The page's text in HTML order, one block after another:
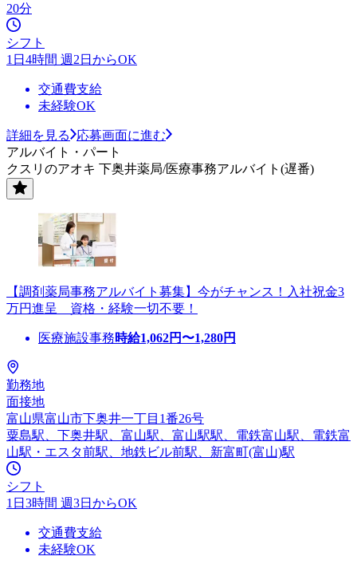
20分
シフト
1日4時間 週2日からOK
交通費支給
未経験OK
詳細を見る
応募画面に進む
アルバイト・パート
クスリのアオキ 下奥井薬局/医療事務アルバイト(遅番)
【調剤薬局事務アルバイト募集】今がチャンス！入社祝金3
万円進呈 資格・経験一切不要！
医療施設事務時給1,062円〜1,280円
勤務地
面接地
富山県富山市下奥井一丁目1番26号
粟島駅、下奥井駅、富山駅、富山駅駅、電鉄富山駅、電鉄富
山駅・エスタ前駅、地鉄ビル前駅、新富町(富山)駅
シフト
1日3時間 週3日からOK
交通費支給
未経験OK